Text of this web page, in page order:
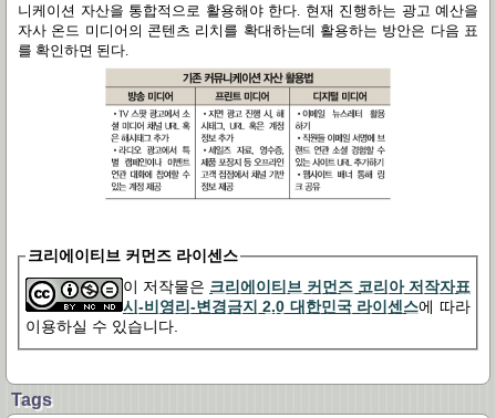
니케이션 자산을 통합적으로 활용해야 한다. 현재 진행하는 광고 예산을
자사 온드 미디어의 콘텐츠 리치를 확대하는데 활용하는 방안은 다음 표
를 확인하면 된다.
크리에이티브 커먼즈 라이센스
이 저작물은 크리에이티브 커먼즈 코리아 저작자표
시-비영리-변경금지 2.0 대한민국 라이센스에 따라
이용하실 수 있습니다.
Tags